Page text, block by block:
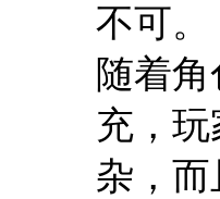
不可。
随着
充，
杂，